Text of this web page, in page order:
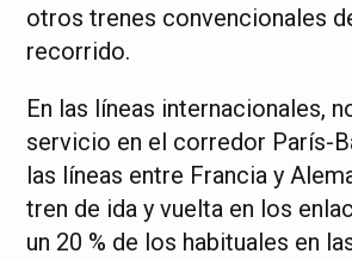
otros trenes convencionales
recorrido.
En las líneas internacionales,
servicio en el corredor París-
las líneas entre Francia y
tren de ida y vuelta en los
un 20 % de los habituales en